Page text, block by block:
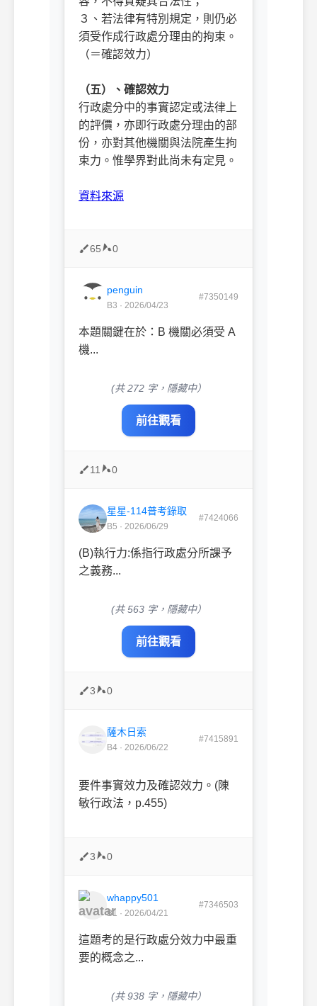
３、若法律有特別規定，則仍必
須受作成行政處分理由的拘束。
（＝確認效力）
（五）、確認效力
行政處分中的事實認定或法律上
的評價，亦即行政處分理由的部
份，亦對其他機關與法院產生拘
束力。惟學界對此尚未有定見。
資料來源
65 0
penguin
B3 · 2026/04/23
#7350149
本題關鍵在於：B 機關必須受 A
機...
(共 272 字，隱藏中）
前往觀看
11 0
星星-114普考錄取
B5 · 2026/06/29
#7424066
(B)執行力:係指行政處分所課予
之義務...
(共 563 字，隱藏中）
前往觀看
3 0
薩木日索
B4 · 2026/06/22
#7415891
要件事實效力及確認效力。 (陳
敏行政法， p.455)
3 0
whappy501
B1 · 2026/04/21
#7346503
這題考的是行政處分效力中最重
要的概念之...
(共 938 字，隱藏中）